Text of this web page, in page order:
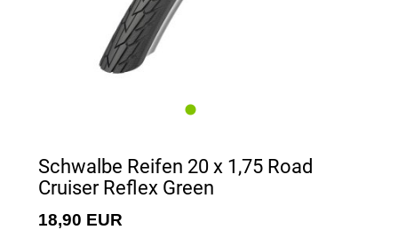
Schwalbe Reifen 20 x 1,75 Road
Cruiser Reflex Green
18,90 EUR